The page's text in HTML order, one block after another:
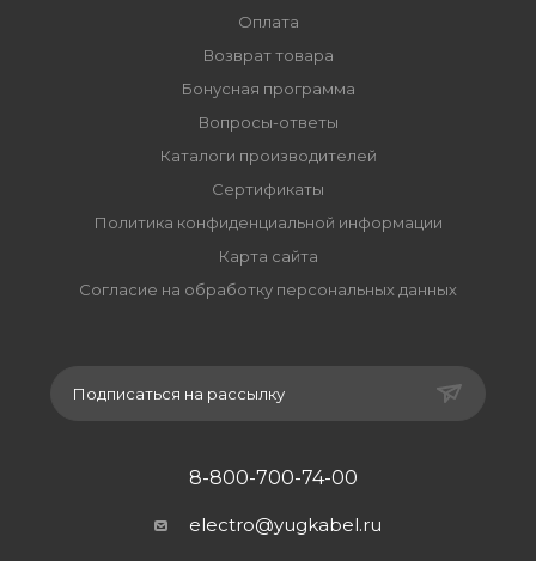
Оплата
Возврат товара
Бонусная программа
Вопросы-ответы
Каталоги производителей
Сертификаты
Политика конфиденциальной информации
Карта сайта
Согласие на обработку персональных данных
Подписаться на рассылку
8-800-700-74-00
electro@yugkabel.ru